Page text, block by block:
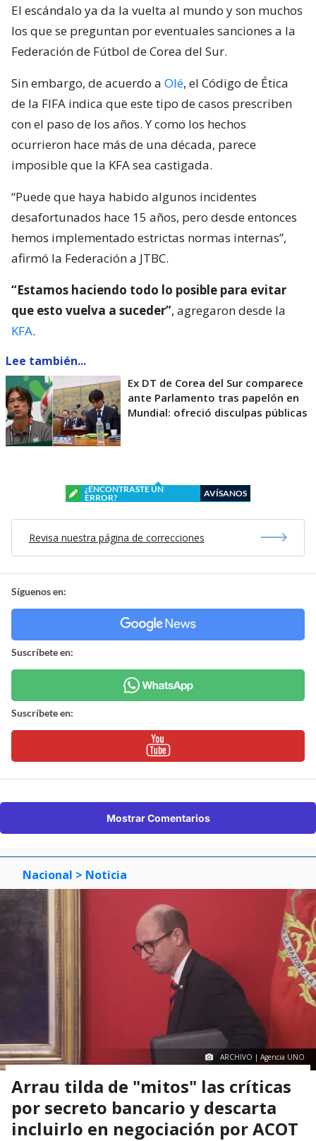
El escándalo ya da la vuelta al mundo y son muchos
los que se preguntan por eventuales sanciones a la
Federación de Fútbol de Corea del Sur.
Sin embargo, de acuerdo a Olé, el Código de Ética
de la FIFA indica que este tipo de casos prescriben
con el paso de los años. Y como los hechos
ocurrieron hace más de una década, parece
imposible que la KFA sea castigada.
“Puede que haya habido algunos incidentes
desafortunados hace 15 años, pero desde entonces
hemos implementado estrictas normas internas”,
afirmó la Federación a JTBC.
“Estamos haciendo todo lo posible para evitar
que esto vuelva a suceder”, agregaron desde la
KFA.
Lee también...
Ex DT de Corea del Sur comparece
ante Parlamento tras papelón en
Mundial: ofreció disculpas públicas
¿ENCONTRASTE UN
ERROR?
AVÍSANOS
Revisa nuestra página de correcciones
Síguenos en:
Suscríbete en:
Suscríbete en:
Mostrar Comentarios
Nacional > Noticia
ARCHIVO | Agencia UNO
Arrau tilda de "mitos" las críticas
por secreto bancario y descarta
incluirlo en negociación por ACOT